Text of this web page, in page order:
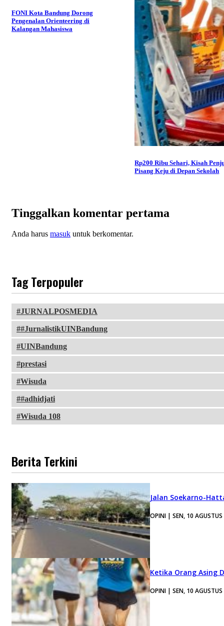
FONI Kota Bandung Dorong
Pengenalan Orienteering di
Kalangan Mahasiswa
Rp200 Ribu Sehari, Kisah
Pisang Keju di Depan Sekolah
Tinggalkan komentar pertama
Anda harus masuk untuk berkomentar.
Tag Terpopuler
JURNALPOSMEDIA
#JurnalistikUINBandung
UINBandung
prestasi
Wisuda
#adhidjati
Wisuda 108
Berita Terkini
Jalan Soekarno-
OPINI | SEN, 10
Ketika Orang Asing
OPINI | SEN, 10